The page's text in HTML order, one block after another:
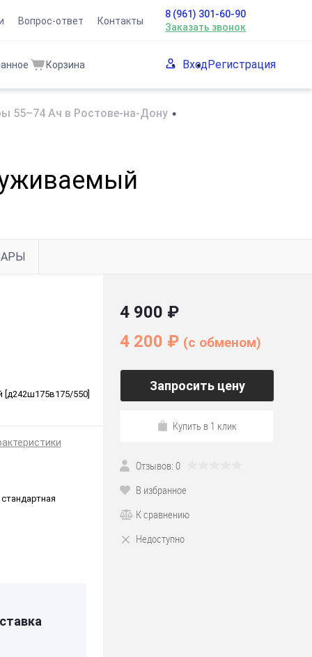
Вопрос-ответ Контакты
8 (961) 301-60-90
Заказать звонок
Корзина ВходРегистрация
55–74 Ач в Ростове-на-Дону •
[д242ш175в175/550]
4 900 ₽
4 200 ₽ (c обменом)
Запросить цену
Купить в 1 клик
Отзывов: 0
В избранное
К сравнению
Недоступно